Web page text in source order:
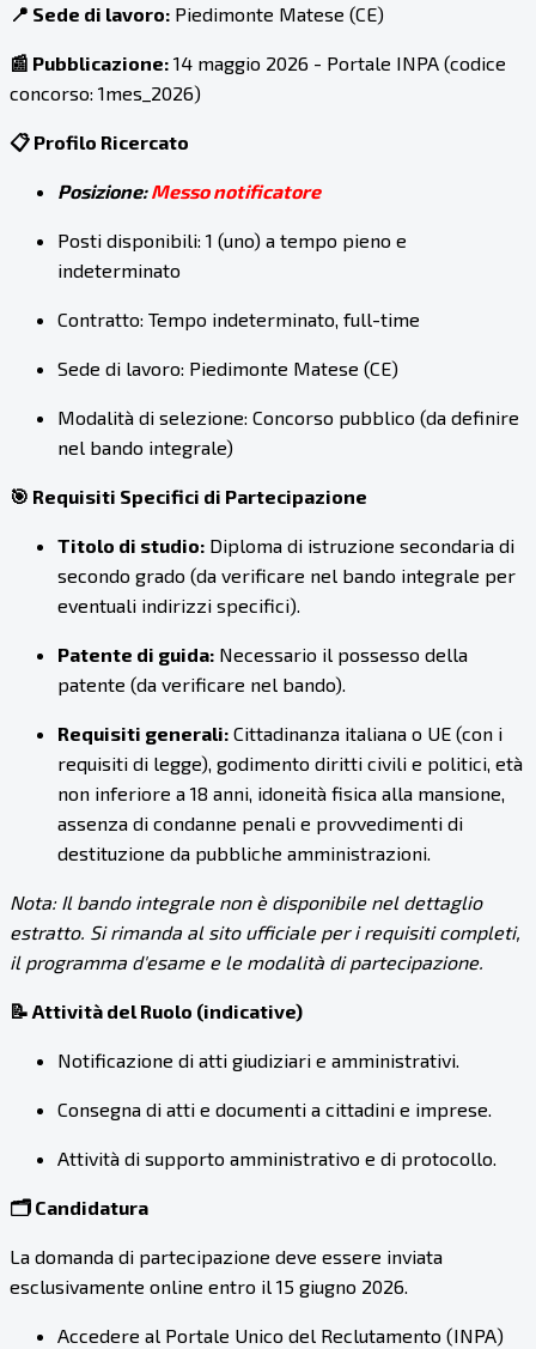
📍 Sede di lavoro: Piedimonte Matese (CE)
📰 Pubblicazione: 14 maggio 2026 - Portale INPA (codice
concorso: 1mes_2026)
📋 Profilo Ricercato
Posizione:Messo notificatore
Posti disponibili: 1 (uno) a tempo pieno e
indeterminato
Contratto: Tempo indeterminato, full-time
Sede di lavoro: Piedimonte Matese (CE)
Modalità di selezione: Concorso pubblico (da definire
nel bando integrale)
🎯 Requisiti Specifici di Partecipazione
Titolo di studio: Diploma di istruzione secondaria di
secondo grado (da verificare nel bando integrale per
eventuali indirizzi specifici).
Patente di guida: Necessario il possesso della
patente (da verificare nel bando).
Requisiti generali: Cittadinanza italiana o UE (con i
requisiti di legge), godimento diritti civili e politici, età
non inferiore a 18 anni, idoneità fisica alla mansione,
assenza di condanne penali e provvedimenti di
destituzione da pubbliche amministrazioni.
Nota: Il bando integrale non è disponibile nel dettaglio
estratto. Si rimanda al sito ufficiale per i requisiti completi,
il programma d'esame e le modalità di partecipazione.
📝 Attività del Ruolo (indicative)
Notificazione di atti giudiziari e amministrativi.
Consegna di atti e documenti a cittadini e imprese.
Attività di supporto amministrativo e di protocollo.
🗂️ Candidatura
La domanda di partecipazione deve essere inviata
esclusivamente online entro il 15 giugno 2026.
Accedere al Portale Unico del Reclutamento (INPA)